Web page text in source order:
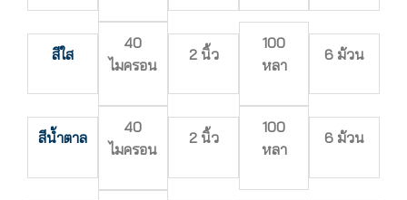
สีใส
40
ไมครอน
2 นิ้ว
100
หลา
6 ม้วน
สีน้ำตาล
40
ไมครอน
2 นิ้ว
100
หลา
6 ม้วน